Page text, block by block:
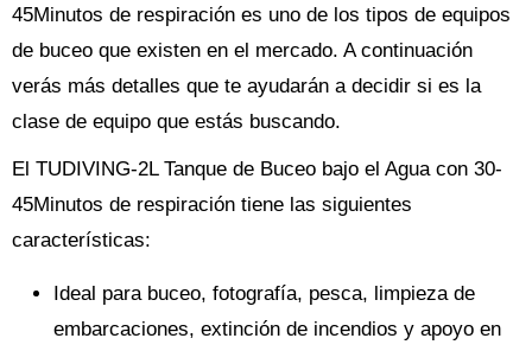
45Minutos de respiración es uno de los tipos de equipos
de buceo que existen en el mercado. A continuación
verás más detalles que te ayudarán a decidir si es la
clase de equipo que estás buscando.
El TUDIVING-2L Tanque de Buceo bajo el Agua con 30-
45Minutos de respiración tiene las siguientes
características:
Ideal para buceo, fotografía, pesca, limpieza de
embarcaciones, extinción de incendios y apoyo en